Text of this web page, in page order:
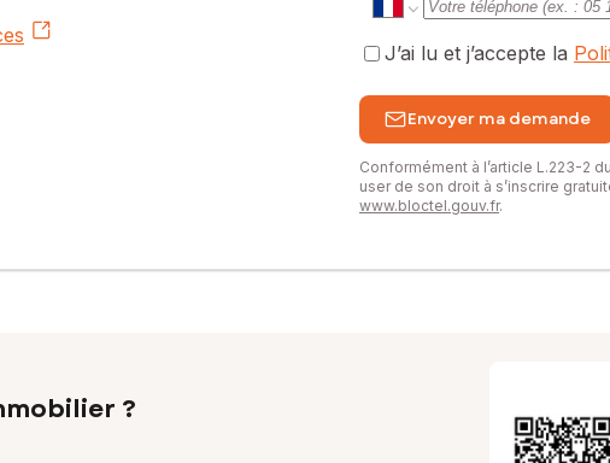
J’ai lu et j’accepte la
Envoyer ma demande
Conformément à l’article L.223-2
user de son droit à s’inscrire
www.bloctel.gouv.fr.
?